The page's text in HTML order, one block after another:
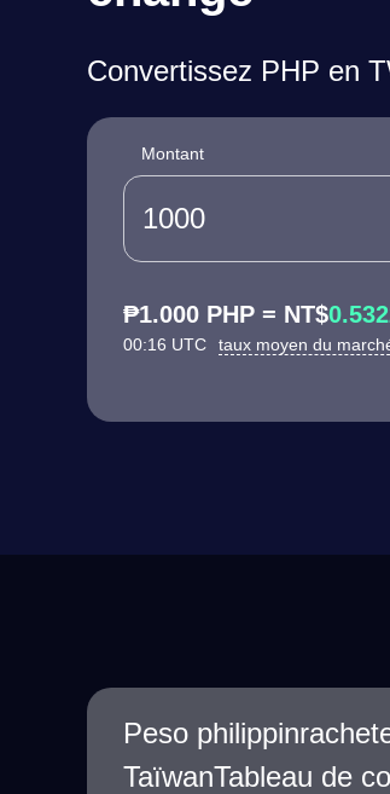
Convertissez PHP en
Montant
₱1.000 PHP = NT$
00:16 UTC taux moyen du
Peso
TaïwanTableau de